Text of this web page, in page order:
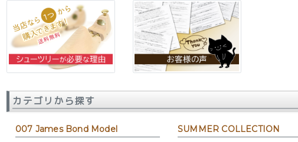
カテゴリから探す
007 James Bond Model SUMMER COLLECTION